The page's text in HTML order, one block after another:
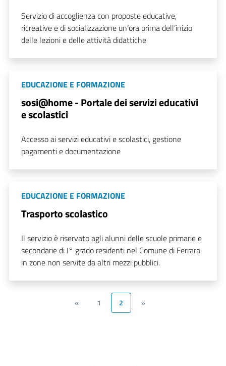
Servizio di accoglienza con proposte educative,
ricreative e di socializzazione un’ora prima dell’inizio
delle lezioni e delle attività didattiche
EDUCAZIONE E FORMAZIONE
sosi@home - Portale dei servizi educativi
e scolastici
Accesso ai servizi educativi e scolastici, gestione
pagamenti e documentazione
EDUCAZIONE E FORMAZIONE
Trasporto scolastico
Il servizio è riservato agli alunni delle scuole primarie e
secondarie di I° grado residenti nel Comune di Ferrara
in zone non servite da altri mezzi pubblici.
« 1 2 »